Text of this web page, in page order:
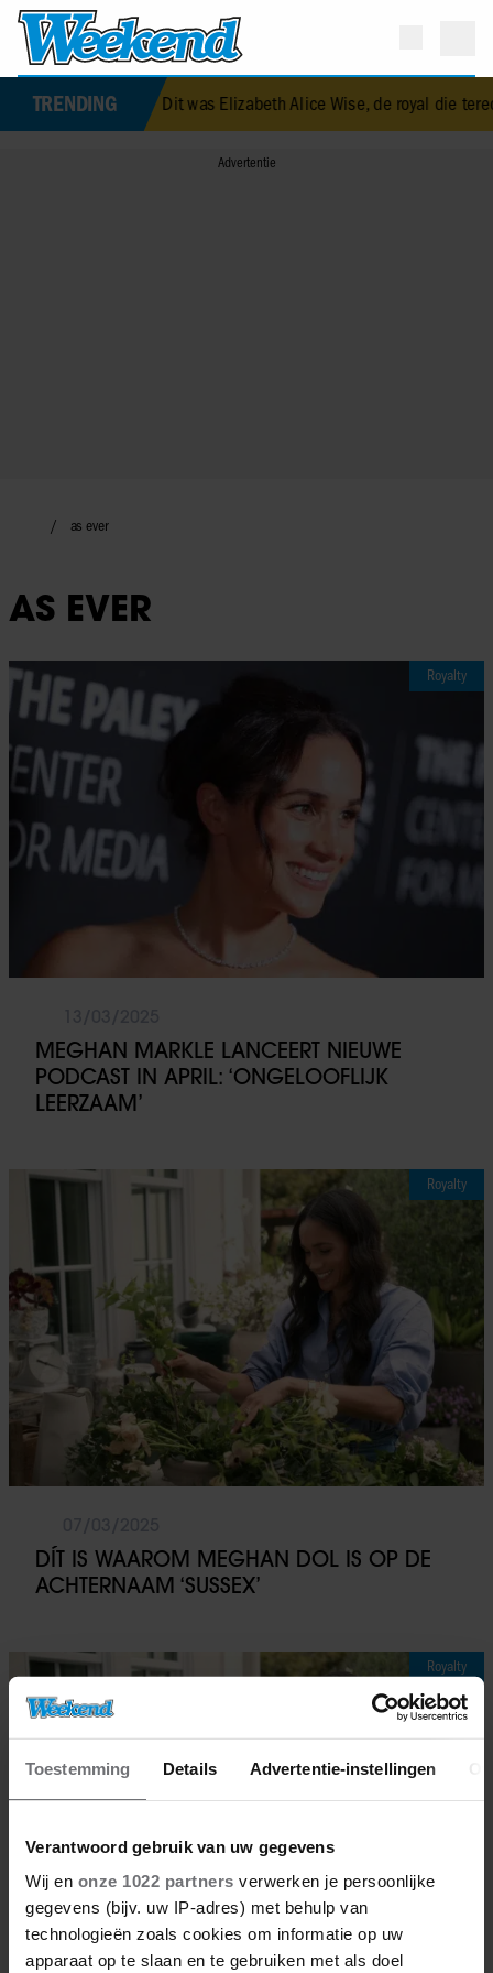
Toestemming Details Advertentie-instellingen
Verantwoord gebruik van uw gegevens
Wij en onze 1022 partners verwerken je persoonlijke
gegevens (bijv. uw IP-adres) met behulp van
technologieën zoals cookies om informatie op uw
apparaat op te slaan en te gebruiken met als doel
TRENDING
geluk gehad’• Dit was Elizabeth Alice Wise, de royal die
as ever
AS EVER
Royalty
MEGHAN MARKLE LANCEERT NIEUWE
PODCAST IN APRIL: ‘ONGELOOFLIJK
LEERZAAM’
Royalty
DÍT IS WAAROM MEGHAN DOL IS OP DE
ACHTERNAAM ‘SUSSEX’
Royalty